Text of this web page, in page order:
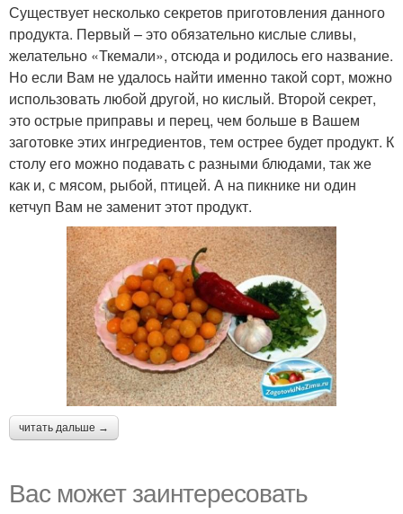
Существует несколько секретов приготовления данного
продукта. Первый – это обязательно кислые сливы,
желательно «Ткемали», отсюда и родилось его название.
Но если Вам не удалось найти именно такой сорт, можно
использовать любой другой, но кислый. Второй секрет,
это острые приправы и перец, чем больше в Вашем
заготовке этих ингредиентов, тем острее будет продукт. К
столу его можно подавать с разными блюдами, так же
как и, с мясом, рыбой, птицей. А на пикнике ни один
кетчуп Вам не заменит этот продукт.
читать дальше →
Вас может заинтересовать